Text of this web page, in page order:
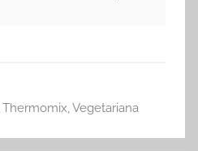
Thermomix,Vegetariana